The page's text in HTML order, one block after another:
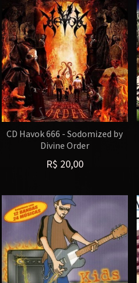
CD Havok 666 - Sodomized by
Divine Order
R$ 20,00